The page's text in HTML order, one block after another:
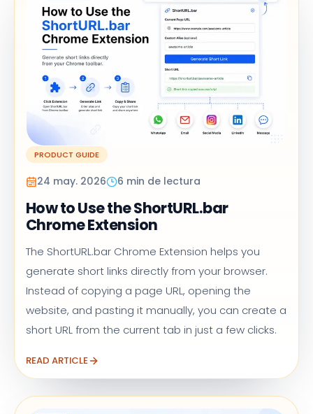
PRODUCT GUIDE
24 may. 2026 6 min de lectura
How to Use the ShortURL.bar
Chrome Extension
The ShortURL.bar Chrome Extension helps you
generate short links directly from your browser.
Instead of copying a page URL, opening the
website, and pasting it manually, you can create a
short URL from the current tab in just a few clicks.
READ ARTICLE